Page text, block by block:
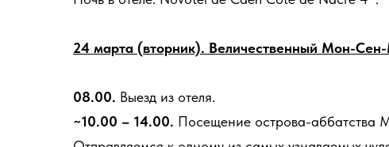
24 марта (вторник). Величественный Мон-
08.00. Выезд из отеля.
~10.00 – 14.00. Посещение острова-